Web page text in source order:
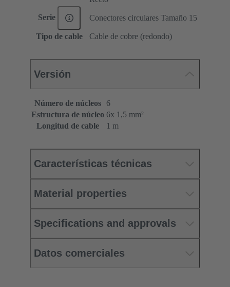
Serie Conectores circulares Tamaño 15
Tipo de cable Cable de cobre (redondo)
Versión
Número de núcleos
6
Estructura de núcleo 6x 1,5 mm²
Longitud de cable
1 m
Características técnicas
Material properties
Specifications and approvals
Datos comerciales